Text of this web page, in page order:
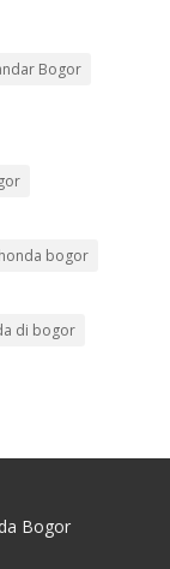
Bogor
bogor
di bogor
Bogor